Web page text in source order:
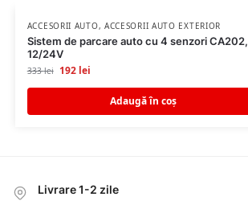
ACCESORII AUTO, ACCESORII AUTO EXTERIOR
Sistem de parcare auto cu 4 senzori CA202,
12/24V
333lei 192 lei
Adaugă în coș
Livrare 1-2 zile